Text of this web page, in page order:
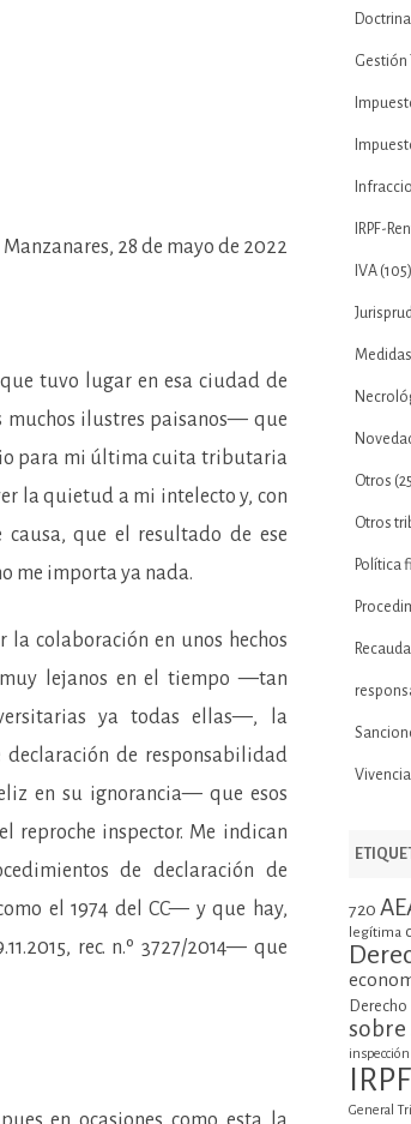
28 de mayo de 2022
tuvo lugar en esa ciudad de
muchos ilustres paisanos— que
para mi última cuita tributaria
la quietud a mi intelecto y, con
que el resultado de ese
me importa ya nada.
en unos hechos
lejanos en el tiempo —tan
ya todas ellas—, la
de responsabilidad
en su ignorancia— que esos
reproche inspector. Me indican
de declaración de
el 1974 del CC— y que hay,
rec. n.º 3727/2014— que
Gestión
IRPF-
IVA(105)
Otros
Otros
Política
720
legítima
Derecho
sobre
inspección
IRPF
General